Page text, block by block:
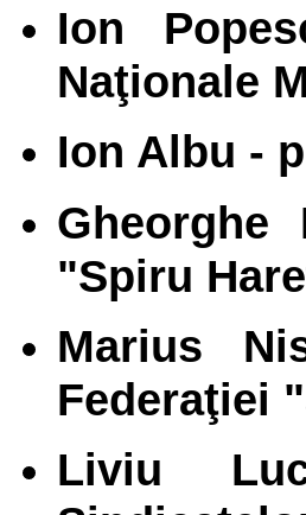
Ion
Naţionale
Ion Albu -
Gheorghe
"Spiru
Marius
Federaţiei
Liviu